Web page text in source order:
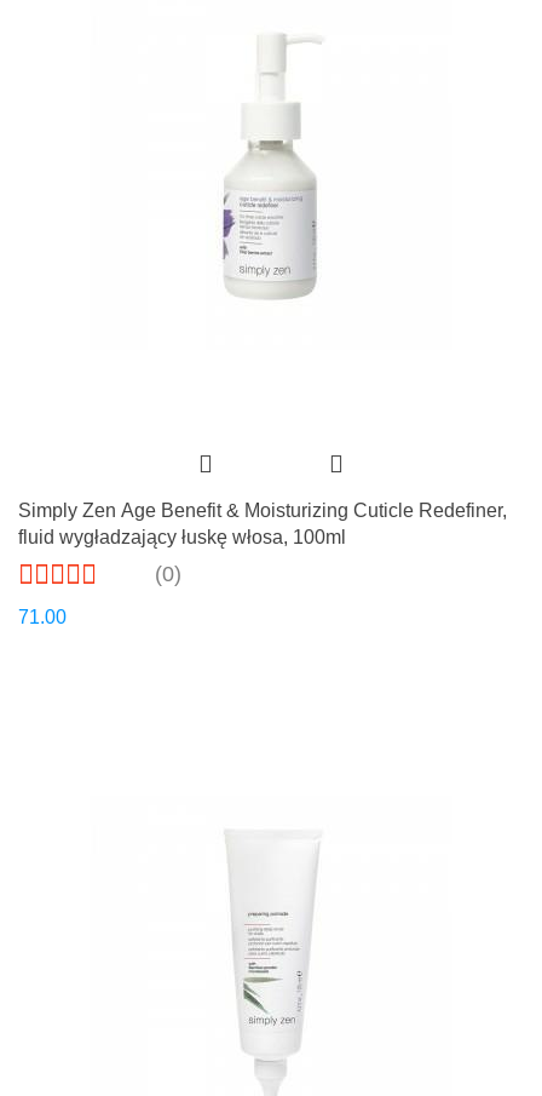
Simply Zen Age Benefit & Moisturizing Cuticle Redefiner,
fluid wygładzający łuskę włosa, 100ml
(0)
71.00